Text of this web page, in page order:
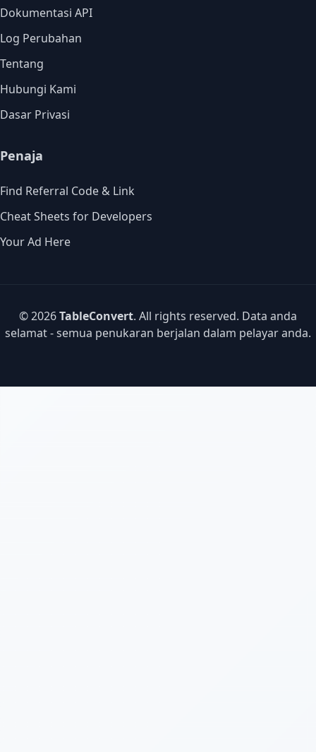
Dokumentasi API
Log Perubahan
Tentang
Hubungi Kami
Dasar Privasi
Penaja
Find Referral Code & Link
Cheat Sheets for Developers
Your Ad Here
© 2026TableConvert. All rights reserved. Data anda
selamat - semua penukaran berjalan dalam pelayar anda.